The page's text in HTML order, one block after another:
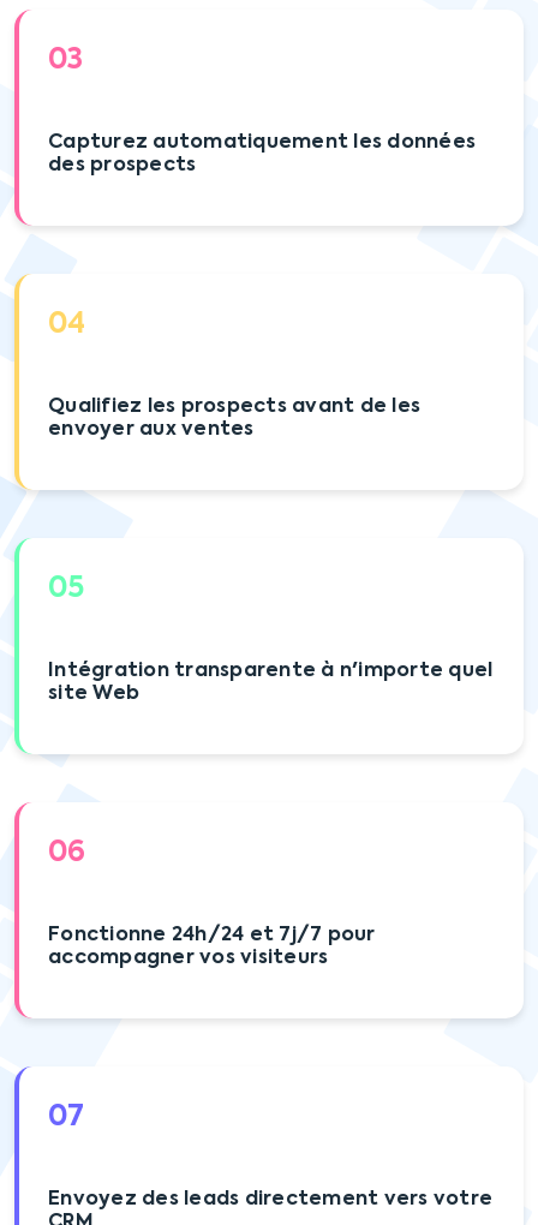
03
Capturez automatiquement les données
des prospects
04
Qualifiez les prospects avant de les
envoyer aux ventes
05
Intégration transparente à n'importe quel
site Web
06
Fonctionne 24h/24 et 7j/7 pour
accompagner vos visiteurs
07
Envoyez des leads directement vers votre